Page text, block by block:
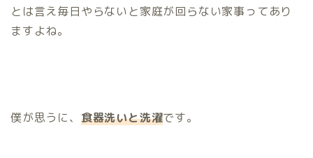
とは言え毎日やらないと家庭が回らない家事ってあり
ますよね。
僕が思うに、 食器洗いと洗濯です。